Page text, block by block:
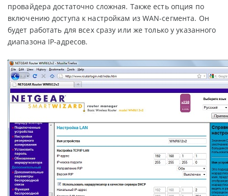
провайдера достаточно сложная. Также есть опция по
включению доступа к настройкам из WAN-сегмента. Он
будет работать для всех сразу или же только у указанного
диапазона IP-адресов.